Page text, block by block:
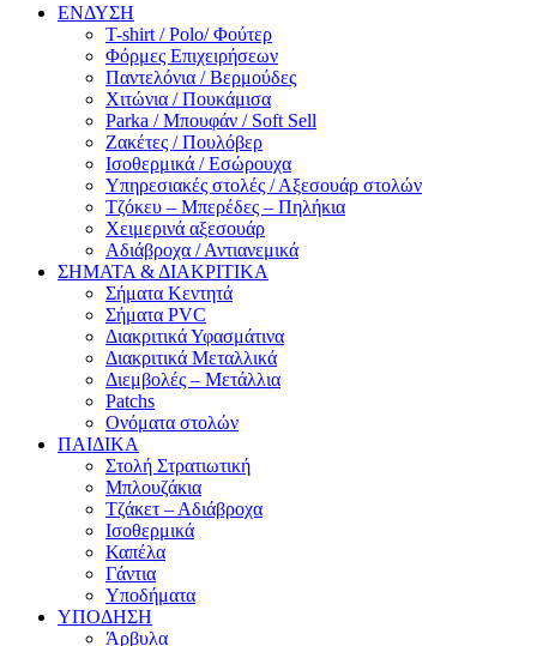
ΕΝΔΥΣΗ
T-shirt / Polo/ Φούτερ
Φόρμες Επιχειρήσεων
Παντελόνια / Βερμούδες
Χιτώνια / Πουκάμισα
Parka / Μπουφάν / Soft Sell
Ζακέτες / Πουλόβερ
Ισοθερμικά / Εσώρουχα
Υπηρεσιακές στολές / Αξεσουάρ στολών
Τζόκευ – Μπερέδες – Πηλήκια
Χειμερινά αξεσουάρ
Αδιάβροχα / Αντιανεμικά
ΣΗΜΑΤΑ & ΔΙΑΚΡΙΤΙΚΑ
Σήματα Κεντητά
Σήματα PVC
Διακριτικά Υφασμάτινα
Διακριτικά Μεταλλικά
Διεμβολές – Μετάλλια
Patchs
Ονόματα στολών
ΠΑΙΔΙΚΑ
Στολή Στρατιωτική
Μπλουζάκια
Τζάκετ – Αδιάβροχα
Ισοθερμικά
Καπέλα
Γάντια
Υποδήματα
ΥΠΟΔΗΣΗ
Άρβυλα